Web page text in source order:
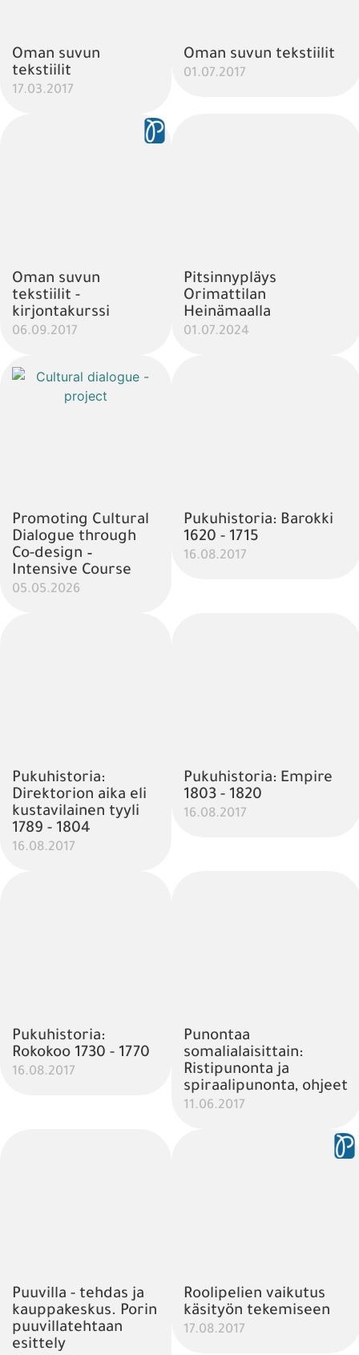
Oman suvun
tekstiilit
17.03.2017
Oman suvun tekstiilit
01.07.2017
Oman suvun
tekstiilit -
kirjontakurssi
06.09.2017
Pitsinnypläys
Orimattilan
Heinämaalla
01.07.2024
Promoting Cultural
Dialogue through
Co-design –
Intensive Course
05.05.2026
Pukuhistoria: Barokki
1620 - 1715
16.08.2017
Pukuhistoria:
Direktorion aika eli
kustavilainen tyyli
1789 - 1804
16.08.2017
Pukuhistoria: Empire
1803 - 1820
16.08.2017
Pukuhistoria:
Rokokoo 1730 - 1770
16.08.2017
Punontaa
somalialaisittain:
Ristipunonta ja
spiraalipunonta, ohjeet
11.06.2017
Puuvilla - tehdas ja
kauppakeskus. Porin
puuvillatehtaan
esittely
Roolipelien vaikutus
käsityön tekemiseen
17.08.2017